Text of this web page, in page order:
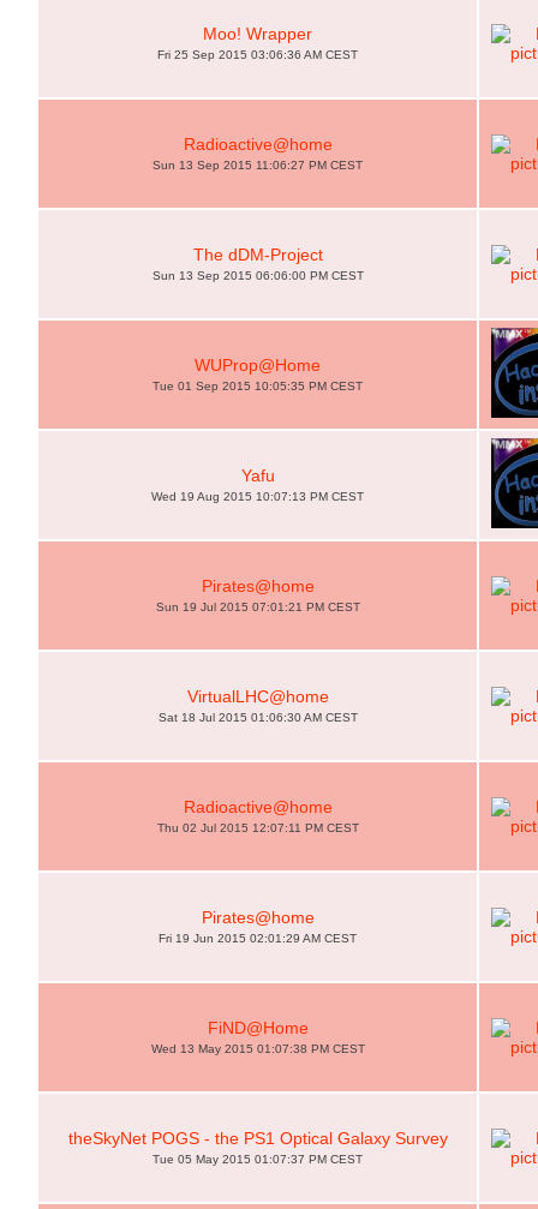
Moo! Wrapper
Fri 25 Sep 2015 03:06:36 AM CEST
Radioactive@home
Sun 13 Sep 2015 11:06:27 PM CEST
The dDM-Project
Sun 13 Sep 2015 06:06:00 PM CEST
WUProp@Home
Tue 01 Sep 2015 10:05:35 PM CEST
Yafu
Wed 19 Aug 2015 10:07:13 PM CEST
Pirates@home
Sun 19 Jul 2015 07:01:21 PM CEST
VirtualLHC@home
Sat 18 Jul 2015 01:06:30 AM CEST
Radioactive@home
Thu 02 Jul 2015 12:07:11 PM CEST
Pirates@home
Fri 19 Jun 2015 02:01:29 AM CEST
FiND@Home
Wed 13 May 2015 01:07:38 PM CEST
theSkyNet POGS - the PS1 Optical Galaxy Survey
Tue 05 May 2015 01:07:37 PM CEST